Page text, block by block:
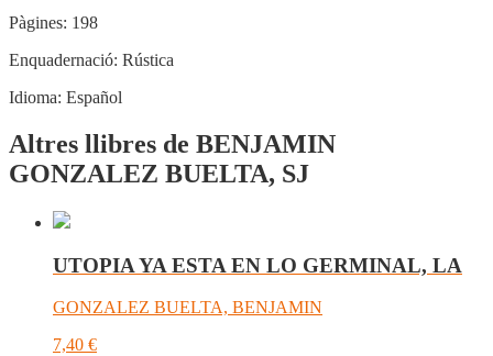
Pàgines: 198
Enquadernació: Rústica
Idioma: Español
Altres llibres de BENJAMIN
GONZALEZ BUELTA, SJ
UTOPIA YA ESTA EN LO GERMINAL, LA
GONZALEZ BUELTA, BENJAMIN
7,40 €